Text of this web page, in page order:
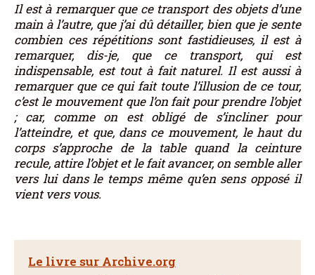
Il est à remarquer que ce transport des objets d’une
main à l’autre, que j’ai dû détailler, bien que je sente
combien ces répétitions sont fastidieuses, il est à
remarquer, dis-je, que ce transport, qui est
indispensable, est tout à fait naturel. Il est aussi à
remarquer que ce qui fait toute l’illusion de ce tour,
c’est le mouvement que l’on fait pour prendre l’objet
; car, comme on est obligé de s’incliner pour
l’atteindre, et que, dans ce mouvement, le haut du
corps s’approche de la table quand la ceinture
recule, attire l’objet et le fait avancer, on semble aller
vers lui dans le temps même qu’en sens opposé il
vient vers vous.
Le livre sur Archive.org